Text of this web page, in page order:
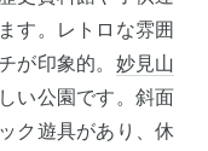
す。レトロな雰囲
が印象的。 妙見山
い公園です。斜面
ク遊具があり、休